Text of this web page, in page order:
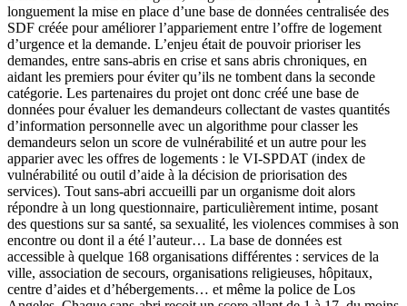
longuement la mise en place d’une base de données centralisée des
SDF créée pour améliorer l’appariement entre l’offre de logement
d’urgence et la demande. L’enjeu était de pouvoir prioriser les
demandes, entre sans-abris en crise et sans abris chroniques, en
aidant les premiers pour éviter qu’ils ne tombent dans la seconde
catégorie. Les partenaires du projet ont donc créé une base de
données pour évaluer les demandeurs collectant de vastes quantités
d’information personnelle avec un algorithme pour classer les
demandeurs selon un score de vulnérabilité et un autre pour les
apparier avec les offres de logements : le VI-SPDAT (index de
vulnérabilité ou outil d’aide à la décision de priorisation des
services). Tout sans-abri accueilli par un organisme doit alors
répondre à un long questionnaire, particulièrement intime, posant
des questions sur sa santé, sa sexualité, les violences commises à son
encontre ou dont il a été l’auteur… La base de données est
accessible à quelque 168 organisations différentes : services de la
ville, association de secours, organisations religieuses, hôpitaux,
centre d’aides et d’hébergements… et même la police de Los